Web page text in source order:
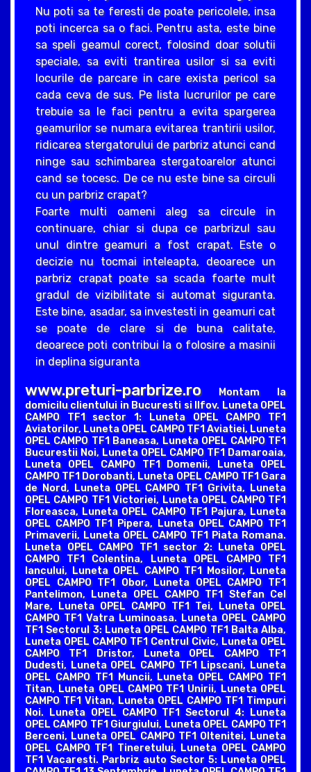
Nu poti sa te feresti de poate pericolele, insa
poti incerca sa o faci. Pentru asta, este bine
sa speli geamul corect, folosind doar solutii
speciale, sa eviti trantirea usilor si sa eviti
locurile de parcare in care exista pericol sa
cada ceva de sus. Pe lista lucrurilor pe care
trebuie sa le faci pentru a evita spargerea
geamurilor se numara evitarea trantirii usilor,
ridicarea stergatorului de parbriz atunci cand
ninge sau schimbarea stergatoarelor atunci
cand se tocesc. De ce nu este bine sa circuli
cu un parbriz crapat?
Foarte multi oameni aleg sa circule in
continuare, chiar si dupa ce parbrizul sau
unul dintre geamuri a fost crapat. Este o
decizie nu tocmai inteleapta, deoarece un
parbriz crapat poate sa scada foarte mult
gradul de vizibilitate si automat siguranta.
Este bine, asadar, sa investesti in geamuri cat
se poate de clare si de buna calitate,
deoarece poti contribui la o folosire a masinii
in deplina siguranta
www.preturi-parbrize.roMontam la
domicilu clientului in Bucuresti si Ilfov. Luneta OPEL
CAMPO TF1 sector 1: Luneta OPEL CAMPO TF1
Aviatorilor, Luneta OPEL CAMPO TF1 Aviatiei, Luneta
OPEL CAMPO TF1 Baneasa, Luneta OPEL CAMPO TF1
Bucurestii Noi, Luneta OPEL CAMPO TF1 Damaroaia,
Luneta OPEL CAMPO TF1 Domenii, Luneta OPEL
CAMPO TF1 Dorobanti, Luneta OPEL CAMPO TF1 Gara
de Nord, Luneta OPEL CAMPO TF1 Grivita, Luneta
OPEL CAMPO TF1 Victoriei, Luneta OPEL CAMPO TF1
Floreasca, Luneta OPEL CAMPO TF1 Pajura, Luneta
OPEL CAMPO TF1 Pipera, Luneta OPEL CAMPO TF1
Primaverii, Luneta OPEL CAMPO TF1 Piata Romana.
Luneta OPEL CAMPO TF1 sector 2: Luneta OPEL
CAMPO TF1 Colentina, Luneta OPEL CAMPO TF1
Iancului, Luneta OPEL CAMPO TF1 Mosilor, Luneta
OPEL CAMPO TF1 Obor, Luneta OPEL CAMPO TF1
Pantelimon, Luneta OPEL CAMPO TF1 Stefan Cel
Mare, Luneta OPEL CAMPO TF1 Tei, Luneta OPEL
CAMPO TF1 Vatra Luminoasa. Luneta OPEL CAMPO
TF1 Sectorul 3: Luneta OPEL CAMPO TF1 Balta Alba,
Luneta OPEL CAMPO TF1 Centrul Civic, Luneta OPEL
CAMPO TF1 Dristor, Luneta OPEL CAMPO TF1
Dudesti, Luneta OPEL CAMPO TF1 Lipscani, Luneta
OPEL CAMPO TF1 Muncii, Luneta OPEL CAMPO TF1
Titan, Luneta OPEL CAMPO TF1 Unirii, Luneta OPEL
CAMPO TF1 Vitan, Luneta OPEL CAMPO TF1 Timpuri
Noi. Luneta OPEL CAMPO TF1 Sectorul 4: Luneta
OPEL CAMPO TF1 Giurgiului, Luneta OPEL CAMPO TF1
Berceni, Luneta OPEL CAMPO TF1 Oltenitei, Luneta
OPEL CAMPO TF1 Tineretului, Luneta OPEL CAMPO
TF1 Vacaresti. Parbriz auto Sector 5: Luneta OPEL